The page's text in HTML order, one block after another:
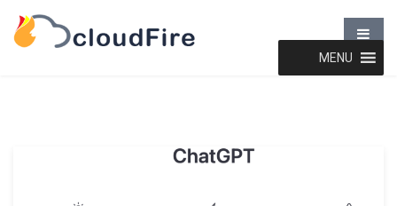
MENU